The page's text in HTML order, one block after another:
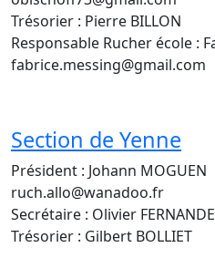
Trésorier : Pierre BILLON
Responsable Rucher école :
fabrice.messing@gmail.com
Section de Yenne
Président : Johann MOGUEN
ruch.allo@wanadoo.fr
Secrétaire : Olivier
Trésorier : Gilbert BOLLIET